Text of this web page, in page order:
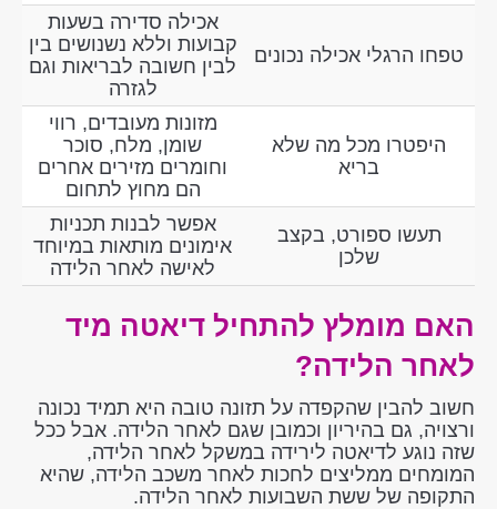
טפחו הרגלי אכילה נכונים
אכילה סדירה בשעות
קבועות וללא נשנושים בין
לבין חשובה לבריאות וגם
לגזרה
היפטרו מכל מה שלא
בריא
מזונות מעובדים, רווי
שומן, מלח, סוכר
וחומרים מזירים אחרים
הם מחוץ לתחום
תעשו ספורט, בקצב
שלכן
אפשר לבנות תכניות
אימונים מותאות במיוחד
לאישה לאחר הלידה
האם מומלץ להתחיל דיאטה מיד
לאחר הלידה?
חשוב להבין שהקפדה על תזונה טובה היא תמיד נכונה
ורצויה, גם בהיריון וכמובן שגם לאחר הלידה. אבל ככל
שזה נוגע לדיאטה לירידה במשקל לאחר הלידה,
המומחים ממליצים לחכות לאחר משכב הלידה, שהיא
התקופה של ששת השבועות לאחר הלידה.